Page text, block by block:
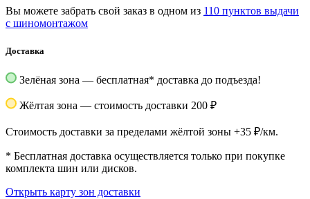
Вы можете забрать свой заказ в одном из 110 пунктов выдачи
с шиномонтажом
Доставка
Зелёная зона — бесплатная* доставка до подъезда!
Жёлтая зона — стоимость доставки 200 ₽
Стоимость доставки за пределами жёлтой зоны +35 ₽/км.
* Бесплатная доставка осуществляется только при покупке
комплекта шин или дисков.
Открыть карту зон доставки